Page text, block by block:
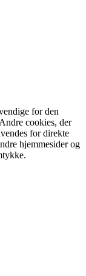
for den
cookies, der
for direkte
hjemmesider og